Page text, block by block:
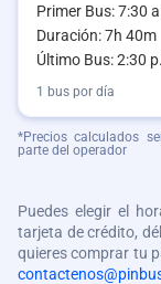
Primer Bus: 7:30
Duración: 7h 40m
Último Bus: 2:30
1 bus por día
*Precios calculados
parte del operador
Puedes elegir el
tarjeta de crédito,
quieres comprar tu